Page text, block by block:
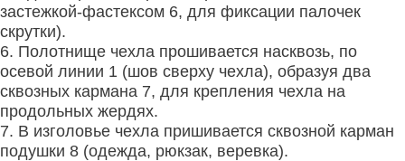
застежкой-фастексом 6, для фиксации палочек
скрутки).
6. Полотнище чехла прошивается насквозь, по
осевой линии 1 (шов сверху чехла), образуя два
сквозных кармана 7, для крепления чехла на
продольных жердях.
7. В изголовье чехла пришивается сквозной карман
подушки 8 (одежда, рюкзак, веревка).